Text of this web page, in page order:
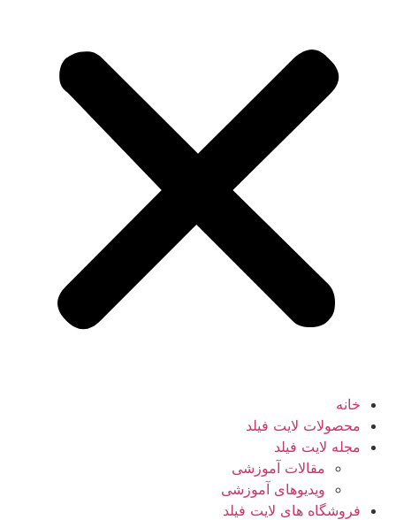
خانه
محصولات لایت فیلد
مجله لایت فیلد
مقالات آموزشی
ویدیوهای آموزشی
فروشگاه های لایت فیلد